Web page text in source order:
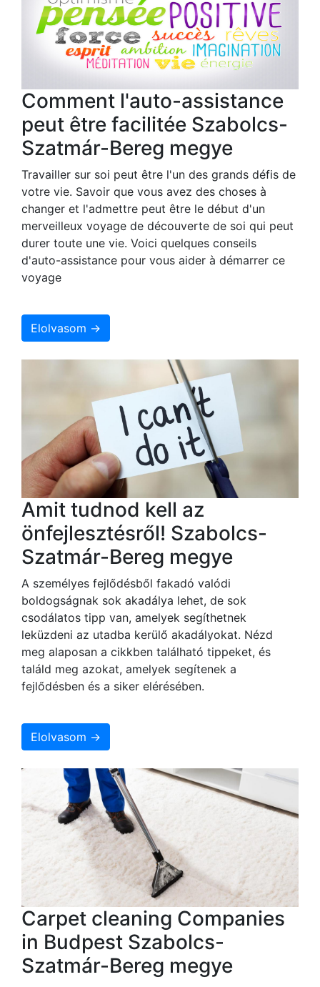
Comment l'auto-assistance
peut être facilitée Szabolcs-
Szatmár-Bereg megye
Travailler sur soi peut être l'un des grands défis de
votre vie. Savoir que vous avez des choses à
changer et l'admettre peut être le début d'un
merveilleux voyage de découverte de soi qui peut
durer toute une vie. Voici quelques conseils
d'auto-assistance pour vous aider à démarrer ce
voyage
Elolvasom →
Amit tudnod kell az
önfejlesztésről! Szabolcs-
Szatmár-Bereg megye
A személyes fejlődésből fakadó valódi
boldogságnak sok akadálya lehet, de sok
csodálatos tipp van, amelyek segíthetnek
leküzdeni az utadba kerülő akadályokat. Nézd
meg alaposan a cikkben található tippeket, és
találd meg azokat, amelyek segítenek a
fejlődésben és a siker elérésében.
Elolvasom →
Carpet cleaning Companies
in Budpest Szabolcs-
Szatmár-Bereg megye